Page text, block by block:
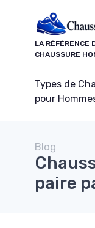
LA RÉFÉRENCE
CHAUSSURE
Types de
pour
Blog
paire